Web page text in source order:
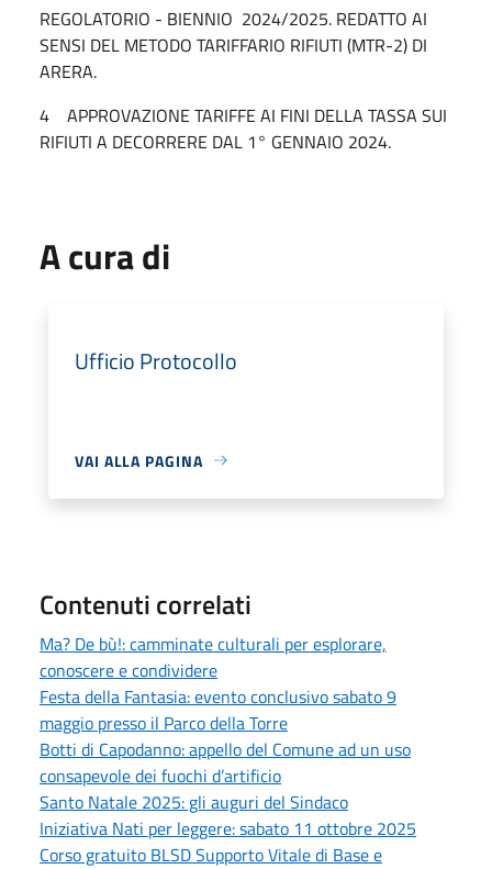
REGOLATORIO - BIENNIO 2024/2025. REDATTO AI
SENSI DEL METODO TARIFFARIO RIFIUTI (MTR-2) DI
ARERA.
4 APPROVAZIONE TARIFFE AI FINI DELLA TASSA SUI
RIFIUTI A DECORRERE DAL 1° GENNAIO 2024.
A cura di
Ufficio Protocollo
VAI ALLA PAGINA
Contenuti correlati
Ma? De bù!: camminate culturali per esplorare,
conoscere e condividere
Festa della Fantasia: evento conclusivo sabato 9
maggio presso il Parco della Torre
Botti di Capodanno: appello del Comune ad un uso
consapevole dei fuochi d’artificio
Santo Natale 2025: gli auguri del Sindaco
Iniziativa Nati per leggere: sabato 11 ottobre 2025
Corso gratuito BLSD Supporto Vitale di Base e